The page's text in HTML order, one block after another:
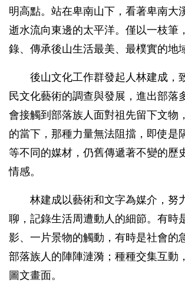
明高點。站在卑南山下，看著卑南大
逝水流向東邊的太平洋。僅以一枝筆
錄、傳承後山生活最美、最樸實的地
後山文化工作群發起人林建成，
民文化藝術的調查與發展，進出部落
會接觸到部落族人面對祖先留下文物
的當下，那種力量無法阻擋，即使是
等不同的媒材，仍舊傳遞著不變的歷
情感。
林建成以藝術和文字為媒介，努
聊，記錄生活周遭動人的細節。有時
影、一片景物的觸動，有時是社會的
部落族人的陣陣漣漪；種種交集互動
圖文畫面。